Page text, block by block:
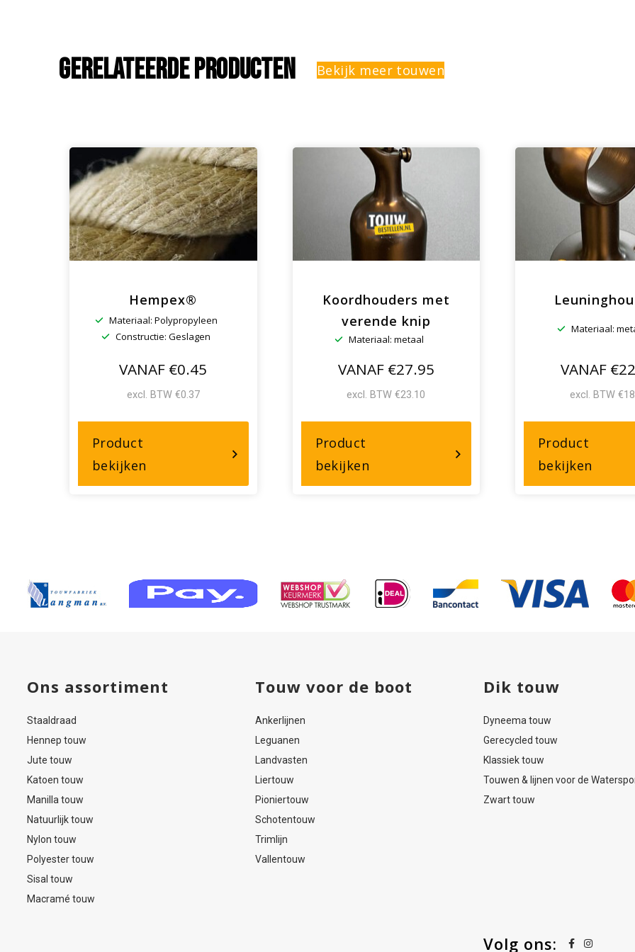
Gerelateerde producten Bekijk meer touwen
Hempex®
Materiaal: Polypropyleen
Constructie: Geslagen
VANAF €0.45
excl. BTW €0.37
Product
bekijken
Hempex®
Koordhouders met
verende knip
Materiaal: metaal
VANAF €27.95
excl. BTW €23.10
Product
bekijken
Koordhouders
Materiaal:
VANAF
excl. BTW
Product
bekijken
Ons assortiment
Staaldraad
Hennep touw
Jute touw
Katoen touw
Manilla touw
Natuurlijk touw
Nylon touw
Polyester touw
Sisal touw
Macramé touw
Touw voor de boot
Ankerlijnen
Leguanen
Landvasten
Liertouw
Pioniertouw
Schotentouw
Trimlijn
Vallentouw
Dik touw
Dyneema touw
Gerecycled touw
Klassiek touw
Touwen & lijnen voor de
Zwart touw
Volg ons: